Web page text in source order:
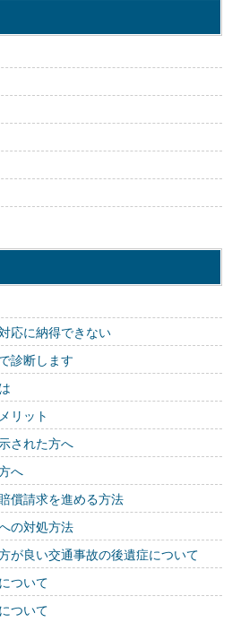
応に納得できない
診断します
リット
された方へ
へ
償請求を進める方法
の対処方法
が良い交通事故の後遺症について
ついて
ついて